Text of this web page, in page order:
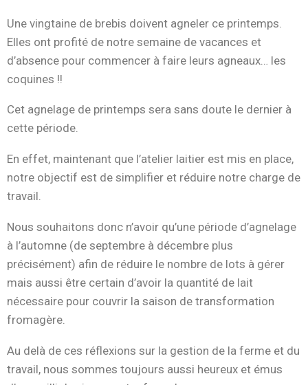
Une vingtaine de brebis doivent agneler ce printemps.
Elles ont profité de notre semaine de vacances et
d’absence pour commencer à faire leurs agneaux… les
coquines !!
Cet agnelage de printemps sera sans doute le dernier à
cette période.
En effet, maintenant que l’atelier laitier est mis en place,
notre objectif est de simplifier et réduire notre charge de
travail.
Nous souhaitons donc n’avoir qu’une période d’agnelage
à l’automne (de septembre à décembre plus
précisément) afin de réduire le nombre de lots à gérer
mais aussi être certain d’avoir la quantité de lait
nécessaire pour couvrir la saison de transformation
fromagère.
Au delà de ces réflexions sur la gestion de la ferme et du
travail, nous sommes toujours aussi heureux et émus